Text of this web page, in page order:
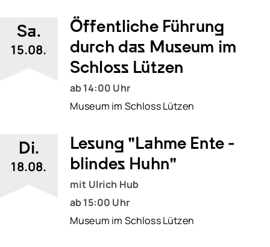
Sa.
15.08.
Öffentliche Führung
durch das Museum im
Schloss Lützen
ab 14:00 Uhr
Museum im Schloss Lützen
Di.
18.08.
Lesung "Lahme Ente -
blindes Huhn"
mit Ulrich Hub
ab 15:00 Uhr
Museum im Schloss Lützen